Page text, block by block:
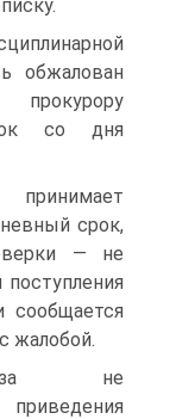
обжалован
прокурору
со дня
срок,
— не
жалобой.
не